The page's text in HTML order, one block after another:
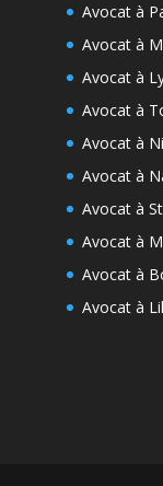
Avocat à
Avocat à
Avocat à
Avocat à
Avocat à
Avocat à
Avocat à
Avocat à
Avocat à
Avocat à